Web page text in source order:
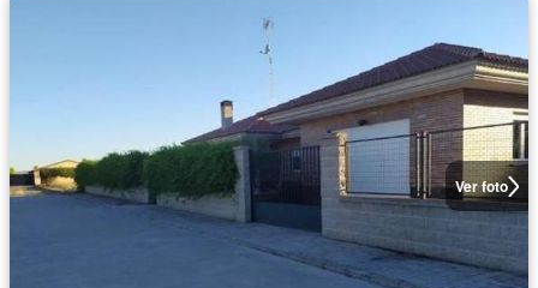
Ver foto